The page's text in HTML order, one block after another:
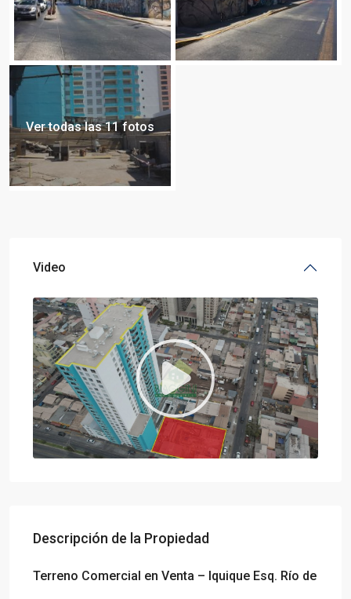
Ver todas las 11 fotos
Video
Descripción de la Propiedad
Terreno Comercial en Venta – Iquique Esq. Río de